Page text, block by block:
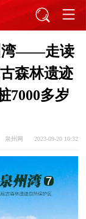
湾——走读
森林遗迹
7000多岁
泉州网 2023-09-20 10:32